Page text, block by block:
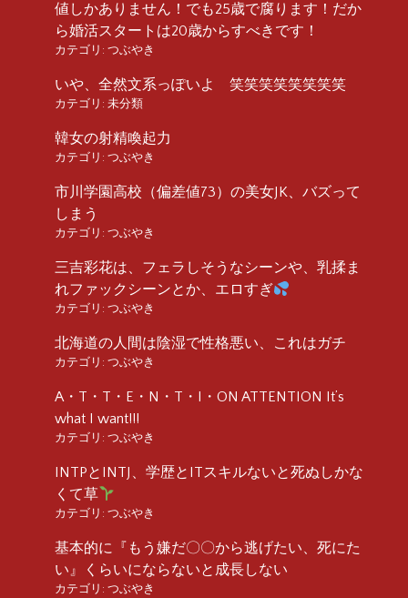
値しかありません！でも25歳で腐ります！だか
ら婚活スタートは20歳からすべきです！
カテゴリ: つぶやき
いや、全然文系っぽいよ 笑笑笑笑笑笑笑笑
カテゴリ: 未分類
韓女の射精喚起力
カテゴリ: つぶやき
市川学園高校（偏差値73）の美女JK、バズって
しまう
カテゴリ: つぶやき
三吉彩花は、フェラしそうなシーンや、乳揉ま
れファックシーンとか、エロすぎ
カテゴリ: つぶやき
北海道の人間は陰湿で性格悪い、これはガチ
カテゴリ: つぶやき
A・T・T・E・N・T・I・ON ATTENTION It’s
what I want!!!
カテゴリ: つぶやき
INTPとINTJ、学歴とITスキルないと死ぬしかな
くて草
カテゴリ: つぶやき
基本的に『もう嫌だ〇〇から逃げたい、死にた
い』くらいにならないと成長しない
カテゴリ: つぶやき